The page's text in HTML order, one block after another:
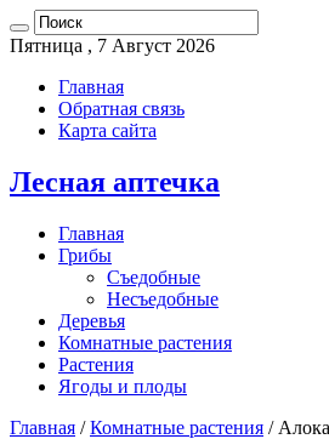
Пятница , 7 Август 2026
Главная
Обратная связь
Карта сайта
Лесная аптечка
Главная
Грибы
Съедобные
Несъедобные
Деревья
Комнатные растения
Растения
Ягоды и плоды
Главная / Комнатные растения /